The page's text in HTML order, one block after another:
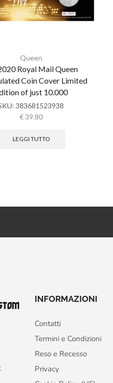
Queen
Royal Mail Queen
Coin Cover Limited
of just 10.000
383681523938
€39.80
LEGGI TUTTO
INFORMAZIONI
Contatti
Termini e Condizioni
Reso e Recesso
Privacy